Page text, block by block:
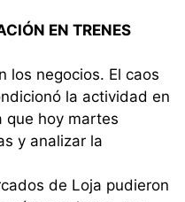
EN TRENES
los negocios. El caos
la actividad en
que hoy martes
y analizar la
de Loja pudieron